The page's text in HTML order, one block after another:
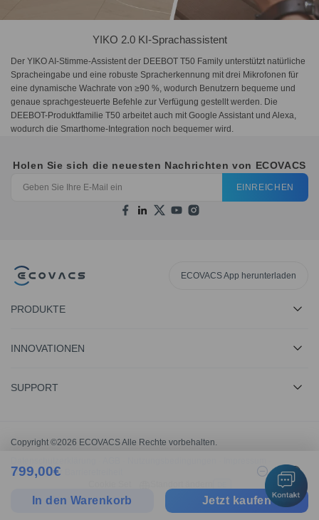
YIKO 2.0 KI-Sprachassistent
Der YIKO AI-Stimme-Assistent der DEEBOT T50 Family unterstützt natürliche
Spracheingabe und eine robuste Spracherkennung mit drei Mikrofonen für
eine dynamische Wachrate von ≥90 %, wodurch Benutzern bequeme und
genaue sprachgesteuerte Befehle zur Verfügung gestellt werden. Die
DEEBOT-Produktfamilie T50 arbeitet auch mit Google Assistant und Alexa,
wodurch die Smarthome-Integration noch bequemer wird.
799,00€ 1
In den Warenkorb Jetzt kaufen
Holen Sie sich die neuesten Nachrichten von ECOVACS
EINREICHEN
ECOVACS App herunterladen
PRODUKTE
INNOVATIONEN
SUPPORT
Copyright ©2026 ECOVACS Alle Rechte vorbehalten.
Erklärung zur Barrierefreiheit